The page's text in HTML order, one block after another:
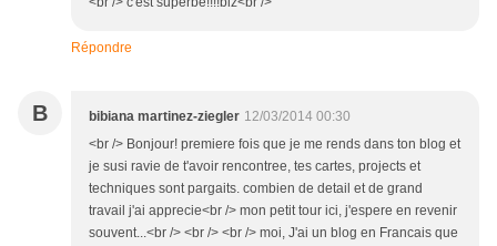
Répondre
B bibiana martinez-ziegler 12/03/2014 00:30
<br /> Bonjour! premiere fois que je me rends dans ton blog et
je susi ravie de t'avoir rencontree, tes cartes, projects et
techniques sont pargaits. combien de detail et de grand
travail j'ai apprecie<br /> mon petit tour ici, j'espere en revenir
souvent...<br /> <br /> <br /> moi, J'ai un blog en Francais que